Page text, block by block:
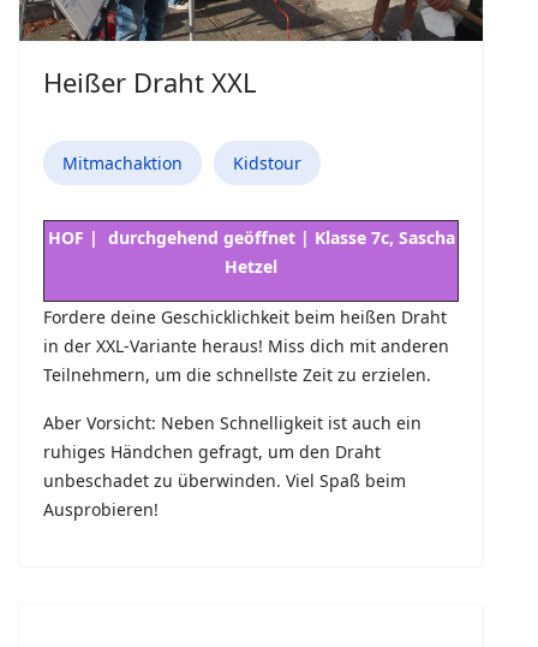
Heißer Draht XXL
Mitmachaktion Kidstour
HOF | durchgehend geöffnet | Klasse 7c, Sascha
Hetzel
Fordere deine Geschicklichkeit beim heißen Draht
in der XXL-Variante heraus! Miss dich mit anderen
Teilnehmern, um die schnellste Zeit zu erzielen.
Aber Vorsicht: Neben Schnelligkeit ist auch ein
ruhiges Händchen gefragt, um den Draht
unbeschadet zu überwinden. Viel Spaß beim
Ausprobieren!